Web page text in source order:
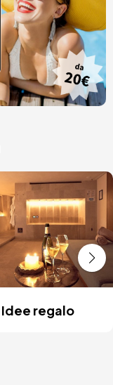
Idee regalo